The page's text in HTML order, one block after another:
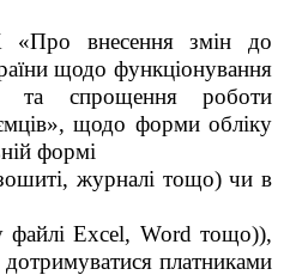
внесення змін до
щодо функціонування
та спрощення роботи
щодо форми обліку
формі
журналі тощо) чи в
файлі Excel, Word тощо)),
платниками